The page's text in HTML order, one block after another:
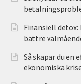
Finansiell detox:
bättre
Så skapar du en
ekonomiska